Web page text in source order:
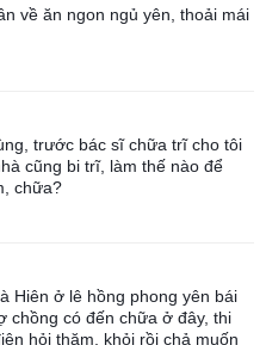
về ăn ngon ngủ yên, thoải mái
trước bác sĩ chữa trĩ cho tôi
cũng bi trĩ, làm thế nào để
chữa?
Hiên ở lê hồng phong yên bái
chồng có đến chữa ở đây, thi
hỏi thăm, khỏi rồi chả muốn